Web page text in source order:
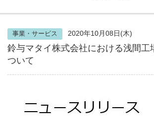
事業・サービス 2020年10月08日(木)
鈴与マタイ株式会社における浅間工
ついて